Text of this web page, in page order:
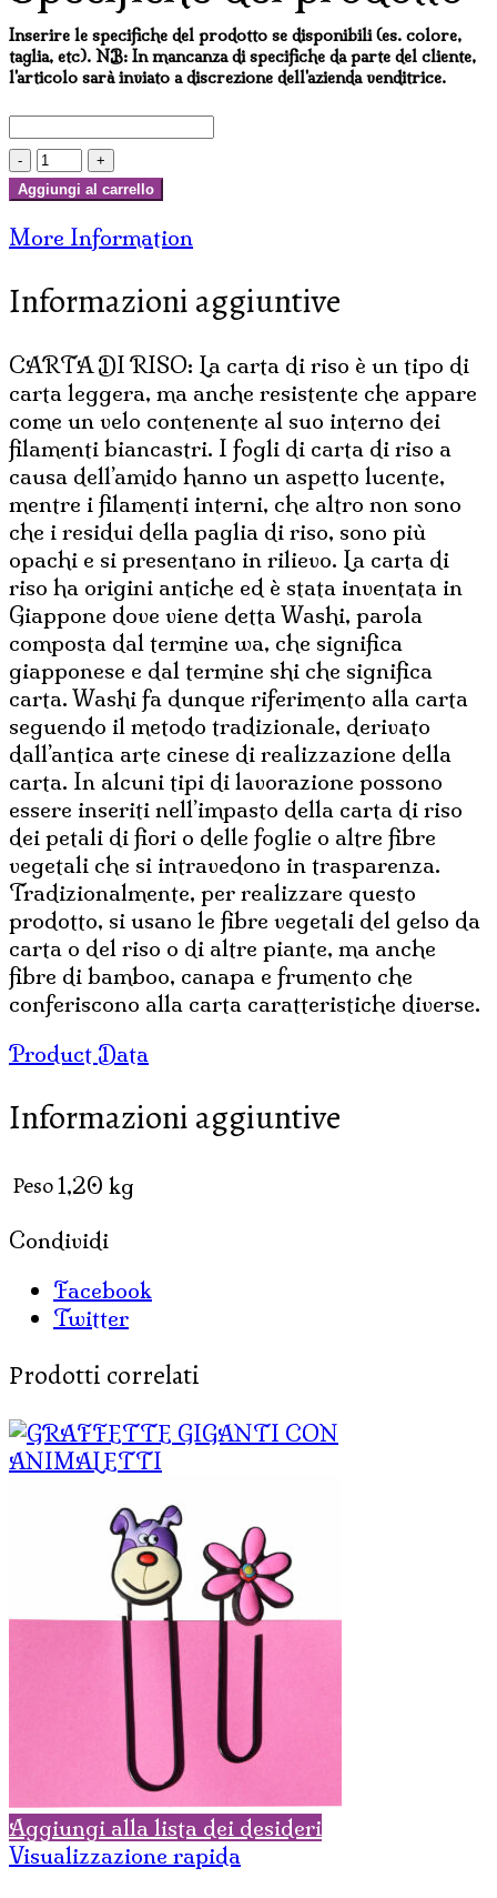
Inserire le specifiche del prodotto se disponibili (es. colore,
taglia, etc). NB: In mancanza di specifiche da parte del cliente,
l'articolo sarà inviato a discrezione dell'azienda venditrice.
BIGLIETTINI
DI
IN
DI
RISO
(conf.
da
pz.
60
)
quantità
Aggiungi al carrello
More Information
Informazioni aggiuntive
CARTA DI RISO: La carta di riso è un tipo di
carta leggera, ma anche resistente che appare
come un velo contenente al suo interno dei
filamenti biancastri. I fogli di carta di riso a
causa dell’amido hanno un aspetto lucente,
mentre i filamenti interni, che altro non sono
che i residui della paglia di riso, sono più
opachi e si presentano in rilievo. La carta di
riso ha origini antiche ed è stata inventata in
Giappone dove viene detta Washi, parola
composta dal termine wa, che significa
giapponese e dal termine shi che significa
carta. Washi fa dunque riferimento alla carta
seguendo il metodo tradizionale, derivato
dall’antica arte cinese di realizzazione della
carta. In alcuni tipi di lavorazione possono
essere inseriti nell’impasto della carta di riso
dei petali di fiori o delle foglie o altre fibre
vegetali che si intravedono in trasparenza.
Tradizionalmente, per realizzare questo
prodotto, si usano le fibre vegetali del gelso da
carta o del riso o di altre piante, ma anche
fibre di bamboo, canapa e frumento che
conferiscono alla carta caratteristiche diverse.
Product Data
Informazioni aggiuntive
Peso1,20 kg
Condividi
Facebook
Twitter
Prodotti correlati
Aggiungi alla lista dei desideri
Visualizzazione rapida